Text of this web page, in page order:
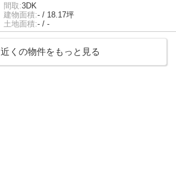
間取:3DK
建物面積:- / 18.17坪
土地面積:- / -
近くの物件をもっと見る